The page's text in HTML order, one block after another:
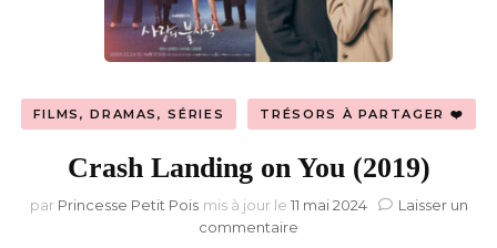
FILMS, DRAMAS, SÉRIES TRÉSORS À PARTAGER ❤️
Crash Landing on You (2019)
par Princesse Petit Pois mis à jour le 11 mai 2024
Laisser un
commentaire